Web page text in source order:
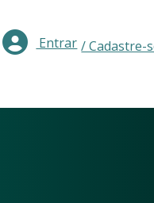
Entrar / Cadastre-